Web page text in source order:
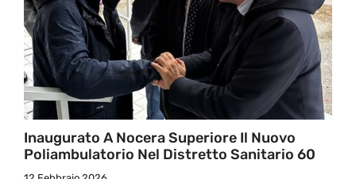
Inaugurato A Nocera Superiore Il Nuovo
Poliambulatorio Nel Distretto Sanitario 60